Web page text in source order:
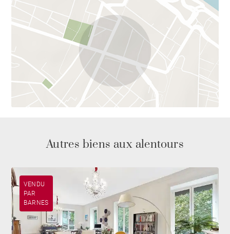
Autres biens aux alentours
VENDU
PAR
BARNES